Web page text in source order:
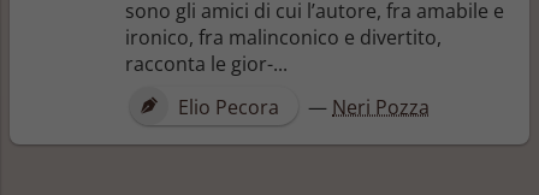
sono gli amici di cui l’autore, fra amabile e
ironico, fra malinconico e divertito,
racconta le gior-...
Elio Pecora
— Neri Pozza